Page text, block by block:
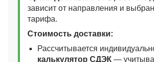
зависит от направления и
тарифа.
Стоимость доставки:
Рассчитывается
калькулятор СДЭК —